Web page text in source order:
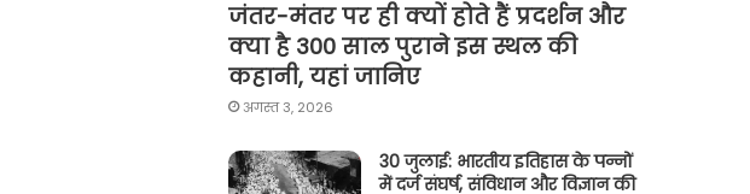
जंतर-मंतर पर ही क्यों होते हैं प्रदर्शन और
क्या है 300 साल पुराने इस स्थल की
कहानी, यहां जानिए
अगस्त 3, 2026
30 जुलाई: भारतीय इतिहास के पन्नों
में दर्ज संघर्ष, संविधान और विज्ञान की